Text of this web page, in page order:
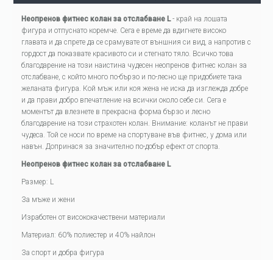
Неопренов фитнес колан за отслабване L- край на лошата
фигура и отпуснато коремче. Сега е време да вдигнете високо
главата и да спрете да се срамувате от външния си вид, а напротив с
гордост да показвате красивото си и стегнато тяло. Всичко това
благодарение на този наистина чудесен неопренов фитнес колан за
отслабване, с който много по-бързо и по-лесно ще придобиете така
желаната фигура. Кой мъж или коя жена не иска да изглежда добре
и да прави добро впечатление на всички около себе си. Сега е
моментът да влезнете в прекрасна форма бързо и лесно
благодарение на този страхотен колан. Внимание: коланът не прави
чудеса. Той се носи по време на спортуване във фитнес, у дома или
навън. Допринася за значително по-добър ефект от спорта.
Неопренов фитнес колан за отслабване L
Размер: L
За мъже и жени
Изработен от висококачествени материали
Материал: 60% полиестер и 40% найлон
За спорт и добра фигура